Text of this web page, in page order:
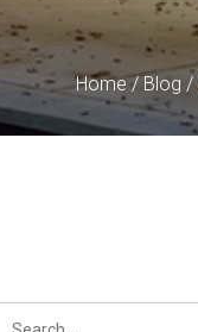
Home/ Blog /